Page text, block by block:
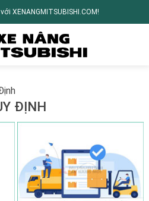
XENANGMITSUBISHI.COM!
ĐỊNH